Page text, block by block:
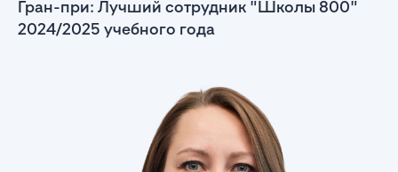
Гран-при: Лучший сотрудник "Школы 800"
2024/2025 учебного года